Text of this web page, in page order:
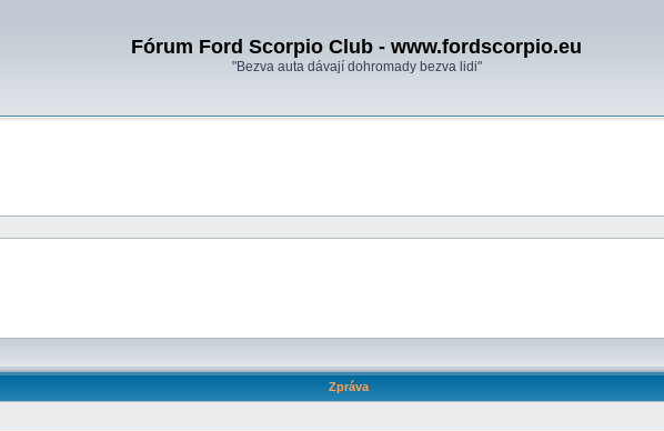
Fórum Ford Scorpio Club - www.fordscorpio.eu
"Bezva auta dávají dohromady bezva lidi"
Zpráva